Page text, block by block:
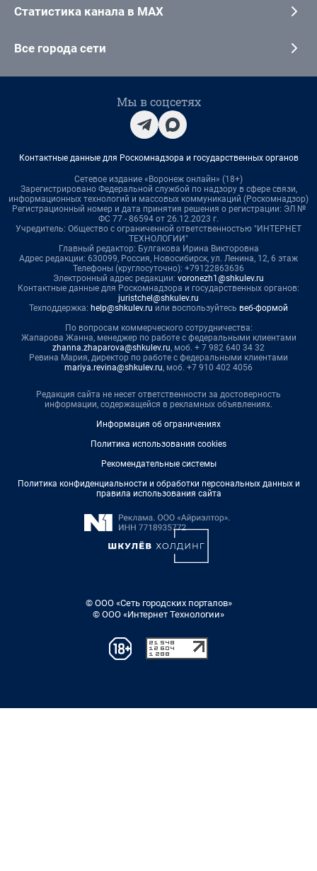
Статистика канала в MAX
Все города сети
Мы в соцсетях
Контактные данные для Роскомнадзора и государственных органов
Сетевое издание «Воронеж онлайн» (18+)
Зарегистрировано Федеральной службой по надзору в сфере связи,
информационных технологий и массовых коммуникаций (Роскомнадзор)
Регистрационный номер и дата принятия решения о регистрации: ЭЛ №
ФС 77 - 86594 от 26.12.2023 г.
Учредитель: Общество с ограниченной ответственностью "ИНТЕРНЕТ
ТЕХНОЛОГИИ"
Главный редактор: Булгакова Ирина Викторовна
Адрес редакции: 630099, Россия, Новосибирск, ул. Ленина, 12, 6 этаж
Телефоны (круглосуточно): +79122863636
Электронный адрес редакции: voronezh1@shkulev.ru
Контактные данные для Роскомнадзора и государственных органов:
juristchel@shkulev.ru
Техподдержка: help@shkulev.ru или воспользуйтесь веб-формой
По вопросам коммерческого сотрудничества:
Жапарова Жанна, менеджер по работе с федеральными клиентами
zhanna.zhaparova@shkulev.ru, моб. + 7 982 640 34 32
Ревина Мария, директор по работе с федеральными клиентами
mariya.revina@shkulev.ru, моб. +7 910 402 4056
Редакция сайта не несет ответственности за достоверность
информации, содержащейся в рекламных объявлениях.
Информация об ограничениях
Политика использования cookies
Рекомендательные системы
Политика конфиденциальности и обработки персональных данных и
правила использования сайта
© ООО «Сеть городских порталов»
© ООО «Интернет Технологии»